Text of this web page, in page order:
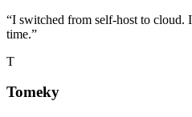
“I switched from self-host to cloud.
time.”
T
Tomeky